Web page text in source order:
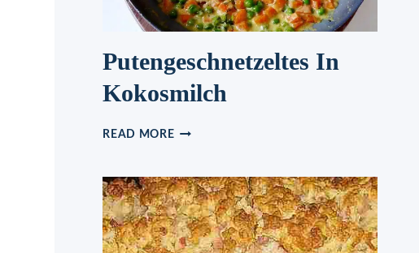
Putengeschnetzeltes In
Kokosmilch
READ MOREPUTENGESCHNETZELTES